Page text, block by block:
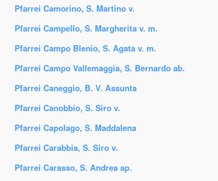
Pfarrei Camorino, S. Martino v.
Pfarrei Campello, S. Margherita v. m.
Pfarrei Campo Blenio, S. Agata v. m.
Pfarrei Campo Vallemaggia, S. Bernardo ab.
Pfarrei Caneggio, B. V. Assunta
Pfarrei Canobbio, S. Siro v.
Pfarrei Capolago, S. Maddalena
Pfarrei Carabbia, S. Siro v.
Pfarrei Carasso, S. Andrea ap.